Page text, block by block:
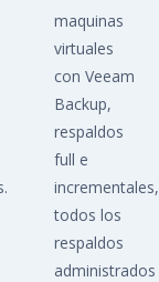
maquinas
virtuales
con Veeam
Backup,
respaldos
full e
incrementales,
todos los
respaldos
administrados